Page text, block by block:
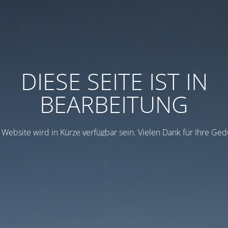
DIESE SEITE IST IN
BEARBEITUNG
wird in Kürze verfügbar sein. Vielen Dank für Ihre